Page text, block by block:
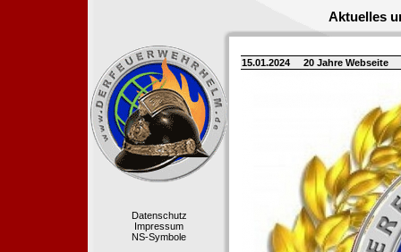
Aktuelles
Datenschutz
Impressum
NS-Symbole
15.01.2024 20 Jahre Webseite